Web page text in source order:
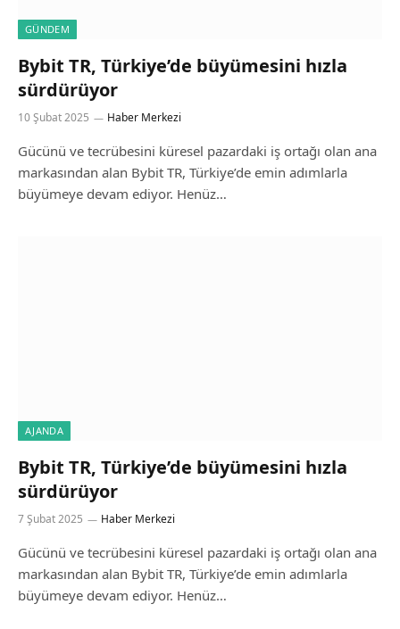
GÜNDEM
Bybit TR, Türkiye’de büyümesini hızla
sürdürüyor
10 Şubat 2025 Haber Merkezi
Gücünü ve tecrübesini küresel pazardaki iş ortağı olan ana
markasından alan Bybit TR, Türkiye’de emin adımlarla
büyümeye devam ediyor. Henüz…
AJANDA
Bybit TR, Türkiye’de büyümesini hızla
sürdürüyor
7 Şubat 2025 Haber Merkezi
Gücünü ve tecrübesini küresel pazardaki iş ortağı olan ana
markasından alan Bybit TR, Türkiye’de emin adımlarla
büyümeye devam ediyor. Henüz…